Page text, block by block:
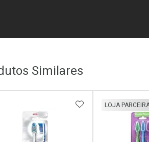
Similares
ADICIONAR AOS
LOJA